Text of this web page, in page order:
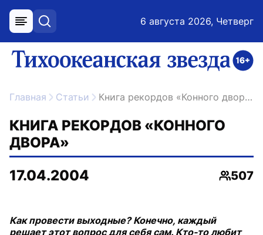
меню поиск 6 августа 2026, Четверг
ссылка на главную
Главная Статьи Книга рекордов «Конного двора»
КНИГА РЕКОРДОВ «КОННОГО
ДВОРА»
17.04.2004
507
Как провести выходные? Конечно, каждый
решает этот вопрос для себя сам. Кто-то любит